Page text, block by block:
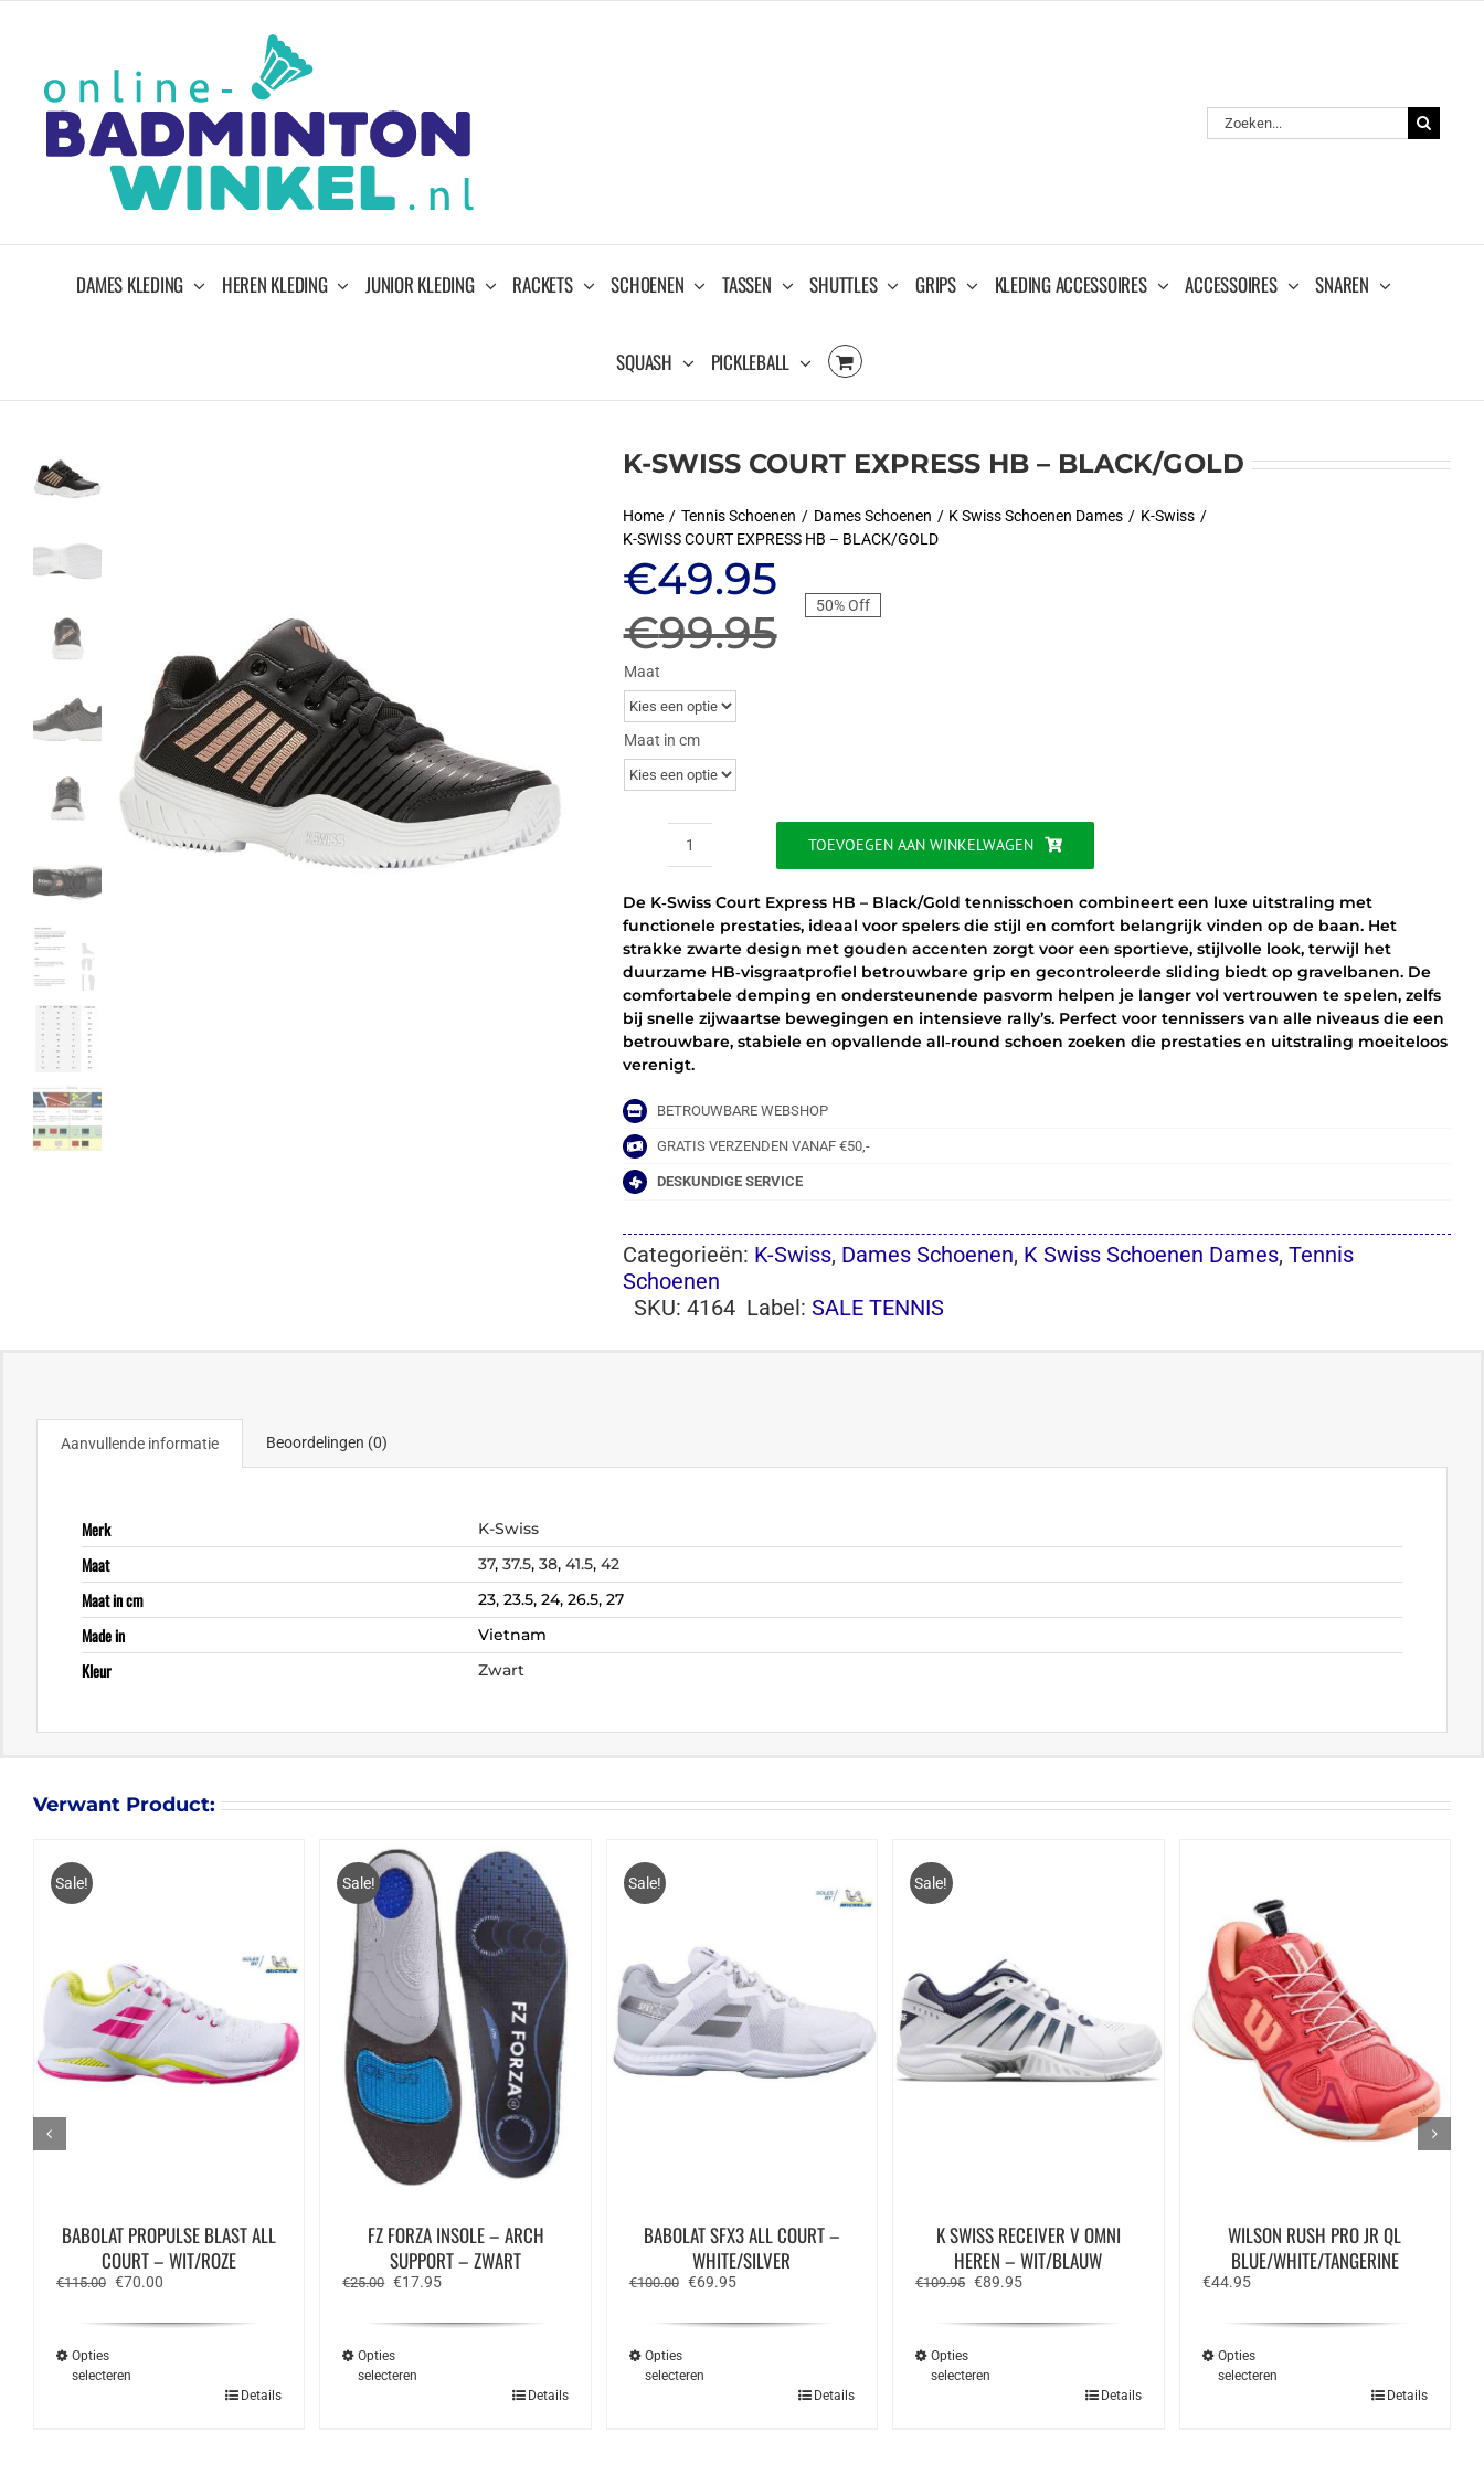
Zoeken
naar:
DAMES KLEDING HEREN KLEDING JUNIOR KLEDING RACKETS SCHOENEN TASSEN SHUTTLES GRIPS KLEDING ACCESSOIRES ACCESSOIRES SNAREN
SQUASH PICKLEBALL
K-SWISS COURT EXPRESS HB – BLACK/GOLD
Home Tennis Schoenen Dames Schoenen K Swiss Schoenen Dames
K-Swiss
K-SWISS COURT EXPRESS HB – BLACK/GOLD
€99.95
Oorspronkelijke
prijs
was:
€99.95.
€49.95
Huidige
prijs
is:
€49.95.
50% Off
Maat
Maat in cm
K-
COURT
EXPRESS
HB
-
BLACK/GOLD
aantal
TOEVOEGEN AAN WINKELWAGEN
De K‑Swiss Court Express HB – Black/Gold tennisschoen combineert een luxe uitstraling met
functionele prestaties, ideaal voor spelers die stijl en comfort belangrijk vinden op de baan. Het
strakke zwarte design met gouden accenten zorgt voor een sportieve, stijlvolle look, terwijl het
duurzame HB‑visgraatprofiel betrouwbare grip en gecontroleerde sliding biedt op gravelbanen. De
comfortabele demping en ondersteunende pasvorm helpen je langer vol vertrouwen te spelen, zelfs
bij snelle zijwaartse bewegingen en intensieve rally’s. Perfect voor tennissers van alle niveaus die een
betrouwbare, stabiele en opvallende all‑round schoen zoeken die prestaties en uitstraling moeiteloos
verenigt.
BETROUWBARE WEBSHOP
GRATIS VERZENDEN VANAF €50,-
DESKUNDIGE SERVICE
Categorieën: K-Swiss, Dames Schoenen, K Swiss Schoenen Dames,Tennis
Schoenen
SKU:4164 Label:SALE TENNIS
Aanvullende informatie Beoordelingen (0)
Merk K-Swiss
Maat 37, 37.5, 38, 41.5, 42
Maat in cm 23, 23.5, 24, 26.5, 27
Made in Vietnam
Kleur Zwart
Verwant Product:
Sale!
BABOLAT PROPULSE BLAST ALL
COURT – WIT/ROZE
€115.00 Oorspronkelijke
€115.00.
€70.00Huidige
€70.00.
Opties
selecteren
Details
Sale!
FZ FORZA INSOLE – ARCH
SUPPORT – ZWART
€25.00 Oorspronkelijke
€25.00.
€17.95Huidige
€17.95.
Opties
selecteren
Details
Sale!
BABOLAT SFX3 ALL COURT –
WHITE/SILVER
€100.00 Oorspronkelijke
€100.00.
€69.95Huidige
€69.95.
Opties
selecteren
Details
Sale!
K SWISS RECEIVER V OMNI
HEREN – WIT/BLAUW
€109.95 Oorspronkelijke
€109.95.
€89.95Huidige
€89.95.
Opties
selecteren
Details
WILSON RUSH PRO JR QL
BLUE/WHITE/TANGERINE
€44.95
Opties
selecteren
Details